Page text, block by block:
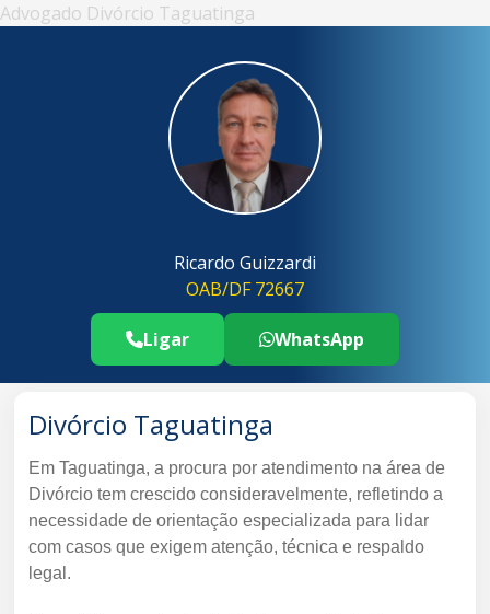
Advogado Divórcio Taguatinga
Ricardo Guizzardi
OAB/DF 72667
Telefone Advogado Divórcio
Ligar ..
WhatsApp
Divórcio Taguatinga
Em Taguatinga, a procura por atendimento na área de
Divórcio tem crescido consideravelmente, refletindo a
necessidade de orientação especializada para lidar
com casos que exigem atenção, técnica e respaldo
legal.